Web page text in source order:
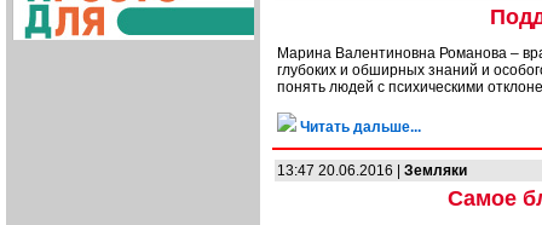
Марина Валентиновна Романова –
глубоких и обширных знаний и
понять людей с психическими
Читать дальше...
13:47 20.06.2016 | Земляки
Самое